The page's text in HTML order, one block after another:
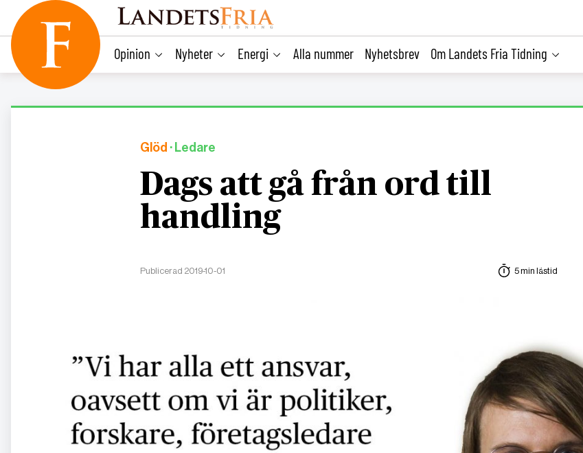
content
Opinion Nyheter Energi Alla nummer Nyhetsbrev Om Landets Fria Tidning
Glöd · Ledare
Dags att gå från ord till
handling
Publicerad 2019-10-01 5 min lästid